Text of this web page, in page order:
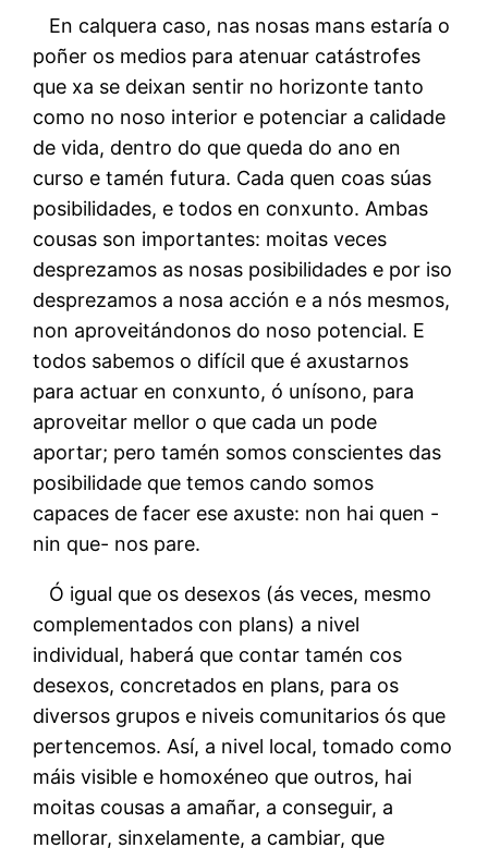
En calquera caso, nas nosas mans estaría o
poñer os medios para atenuar catástrofes
que xa se deixan sentir no horizonte tanto
como no noso interior e potenciar a calidade
de vida, dentro do que queda do ano en
curso e tamén futura. Cada quen coas súas
posibilidades, e todos en conxunto. Ambas
cousas son importantes: moitas veces
desprezamos as nosas posibilidades e por iso
desprezamos a nosa acción e a nós mesmos,
non aproveitándonos do noso potencial. E
todos sabemos o difícil que é axustarnos
para actuar en conxunto, ó unísono, para
aproveitar mellor o que cada un pode
aportar; pero tamén somos conscientes das
posibilidade que temos cando somos
capaces de facer ese axuste: non hai quen -
nin que- nos pare.
Ó igual que os desexos (ás veces, mesmo
complementados con plans) a nivel
individual, haberá que contar tamén cos
desexos, concretados en plans, para os
diversos grupos e niveis comunitarios ós que
pertencemos. Así, a nivel local, tomado como
máis visible e homoxéneo que outros, hai
moitas cousas a amañar, a conseguir, a
mellorar, sinxelamente, a cambiar, que